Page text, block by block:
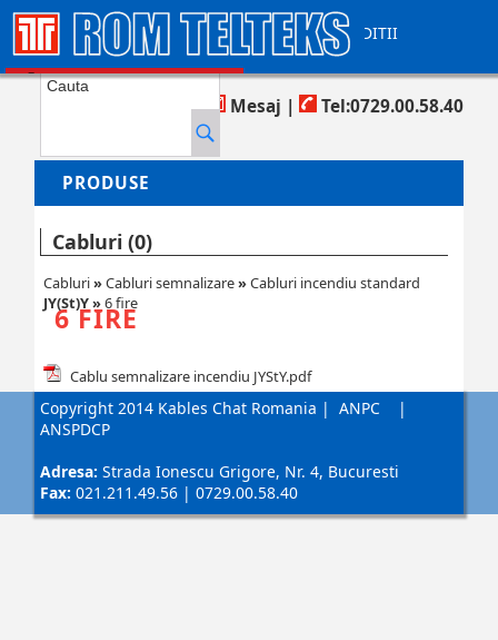
CONTACT AJUTOR TERMENI SI CONDITII
COS DE CUMPARATURI
Mesaj | Tel:0729.00.58.40
PRODUSE
Cabluri (0)
6 FIRE
Cabluri»Cabluri semnalizare»Cabluri incendiu standard
JY(St)Y»6 fire
Cablu semnalizare incendiu JYStY.pdf
Copyright 2014 Kables Chat Romania |ANPC |
ANSPDCP
Adresa: Strada Ionescu Grigore, Nr. 4, Bucuresti
Fax: 021.211.49.56 | 0729.00.58.40